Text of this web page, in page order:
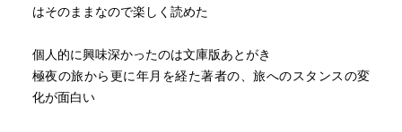
はそのままなので楽しく読めた
個人的に興味深かったのは文庫版あとがき
極夜の旅から更に年月を経た著者の、旅へのスタンスの変
化が面白い